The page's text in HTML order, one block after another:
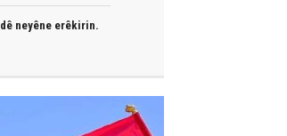
dê neyêne erêkirin.